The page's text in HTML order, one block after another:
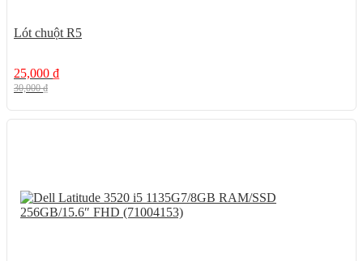
Lót chuột R5
25,000 ₫
30,000₫